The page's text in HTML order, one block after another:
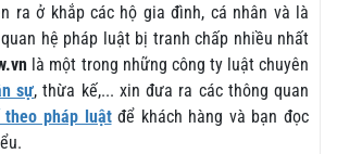
ra ở khắp các hộ gia đình, cá nhân và là
hệ pháp luật bị tranh chấp nhiều nhất
là một trong những công ty luật chuyên
sự, thừa kế,... xin đưa ra các thông quan
pháp luậtđể khách hàng và bạn đọc